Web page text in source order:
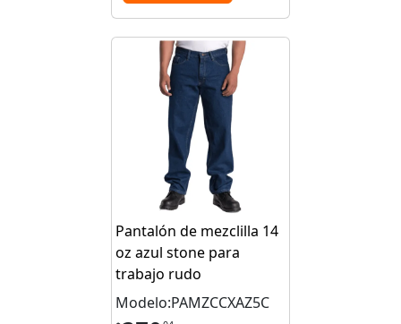
Pantalón de mezclilla 14
oz azul stone para
trabajo rudo
Modelo:PAMZCCXAZ5C